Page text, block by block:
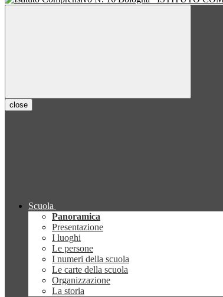
close
Scuola
Panoramica
Presentazione
I luoghi
Le persone
I numeri della scuola
Le carte della scuola
Organizzazione
La storia